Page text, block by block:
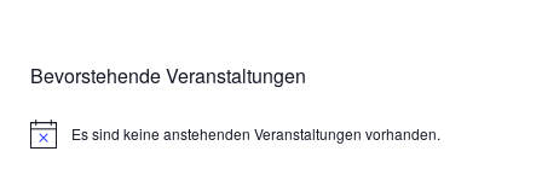
Bevorstehende Veranstaltungen
HinweisEs sind keine anstehenden Veranstaltungen vorhanden.